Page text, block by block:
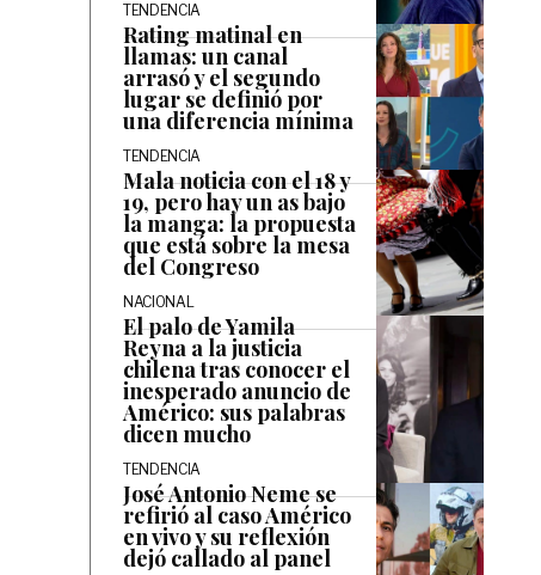
TENDENCIA
Rating matinal en
llamas: un canal
arrasó y el segundo
lugar se definió por
una diferencia mínima
TENDENCIA
Mala noticia con el 18 y
19, pero hay un as bajo
la manga: la propuesta
que está sobre la mesa
del Congreso
NACIONAL
El palo de Yamila
Reyna a la justicia
chilena tras conocer el
inesperado anuncio de
Américo: sus palabras
dicen mucho
TENDENCIA
José Antonio Neme se
refirió al caso Américo
en vivo y su reflexión
dejó callado al panel